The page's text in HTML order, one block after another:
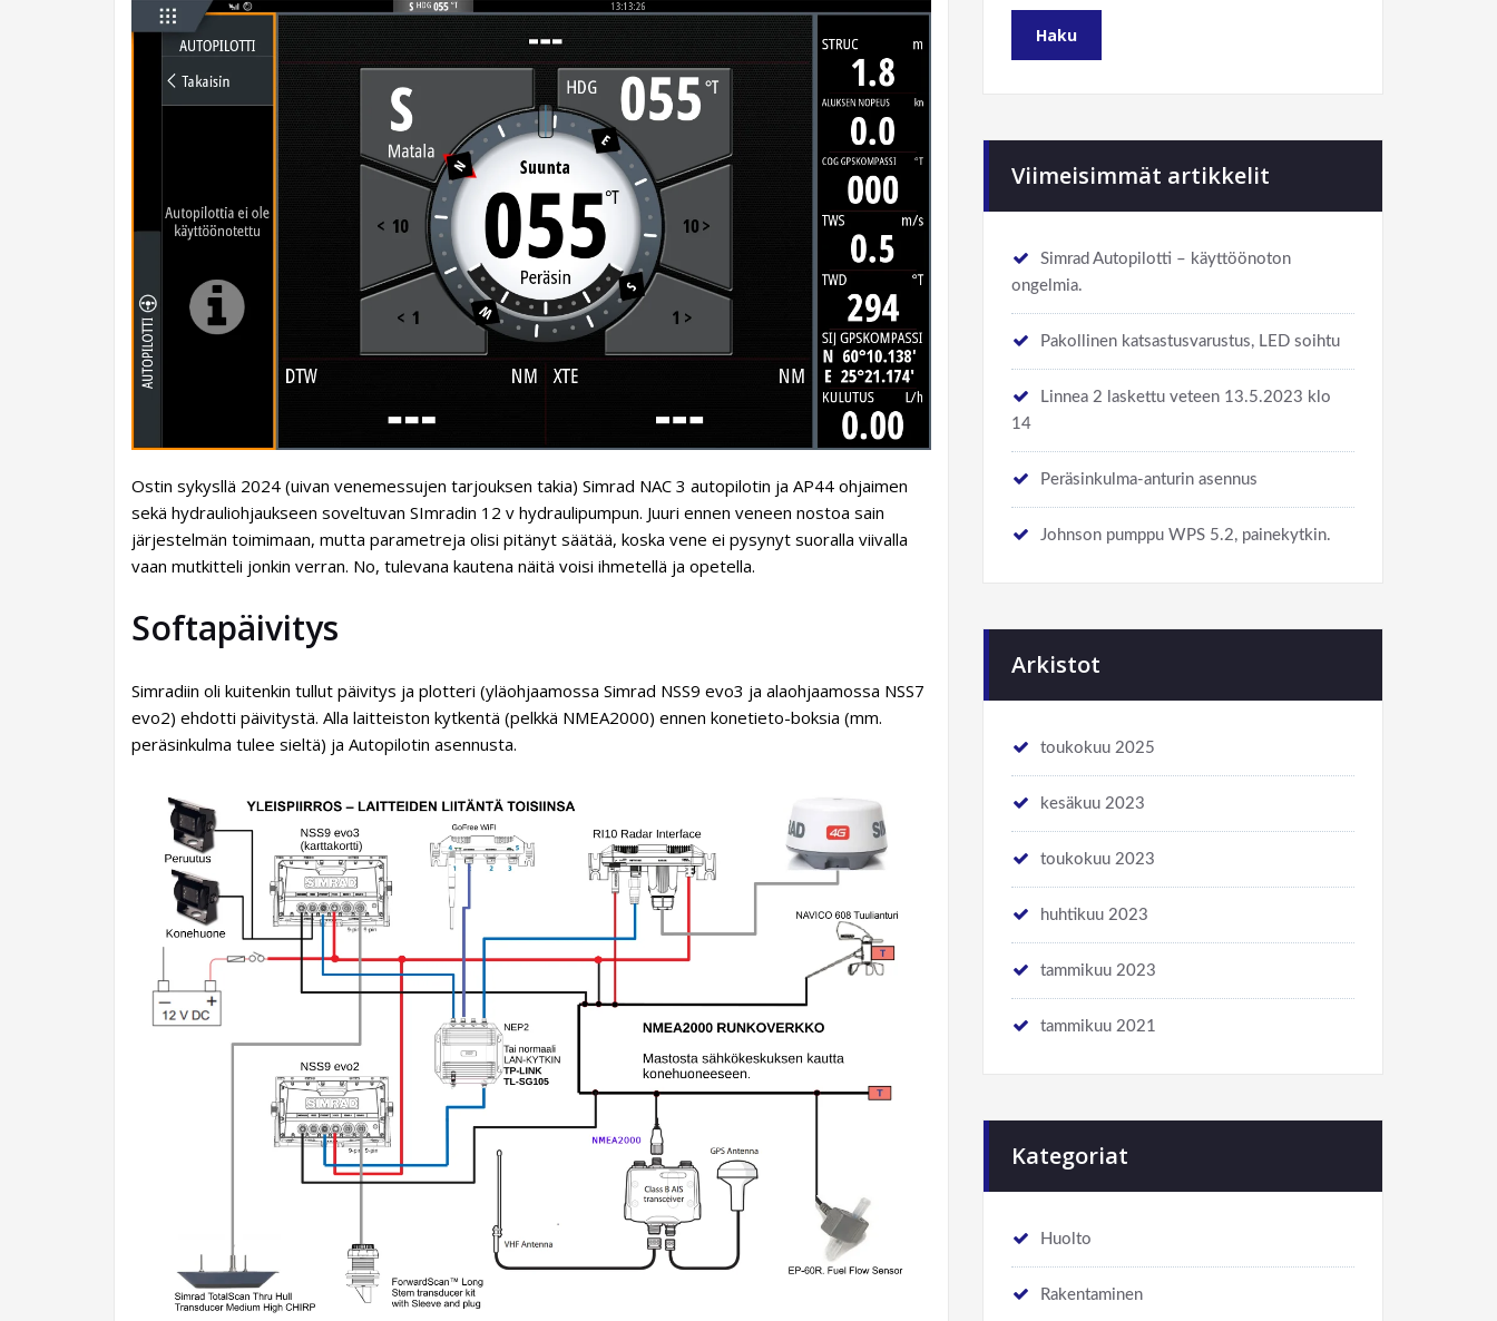
Ostin sykysllä 2024 (uivan venemessujen tarjouksen takia) Simrad NAC 3 autopilotin ja AP44 ohjaimen
sekä hydrauliohjaukseen soveltuvan SImradin 12 v hydraulipumpun. Juuri ennen veneen nostoa sain
järjestelmän toimimaan, mutta parametreja olisi pitänyt säätää, koska vene ei pysynyt suoralla viivalla
vaan mutkitteli jonkin verran. No, tulevana kautena näitä voisi ihmetellä ja opetella.
Softapäivitys
Simradiin oli kuitenkin tullut päivitys ja plotteri (yläohjaamossa Simrad NSS9 evo3 ja alaohjaamossa NSS7
evo2) ehdotti päivitystä. Alla laitteiston kytkentä (pelkkä NMEA2000) ennen konetieto-boksia (mm.
peräsinkulma tulee sieltä) ja Autopilotin asennusta.
Viimeisimmät artikkelit
Simrad Autopilotti – käyttöönoton
ongelmia.
Pakollinen katsastusvarustus, LED soihtu
Linnea 2 laskettu veteen 13.5.2023 klo
14
Peräsinkulma-anturin asennus
Johnson pumppu WPS 5.2, painekytkin.
Arkistot
toukokuu 2025
kesäkuu 2023
toukokuu 2023
huhtikuu 2023
tammikuu 2023
tammikuu 2021
Kategoriat
Huolto
Rakentaminen